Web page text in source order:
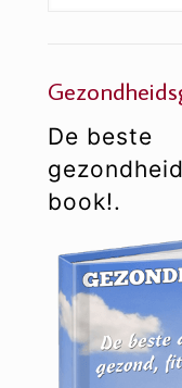
De beste
book!.